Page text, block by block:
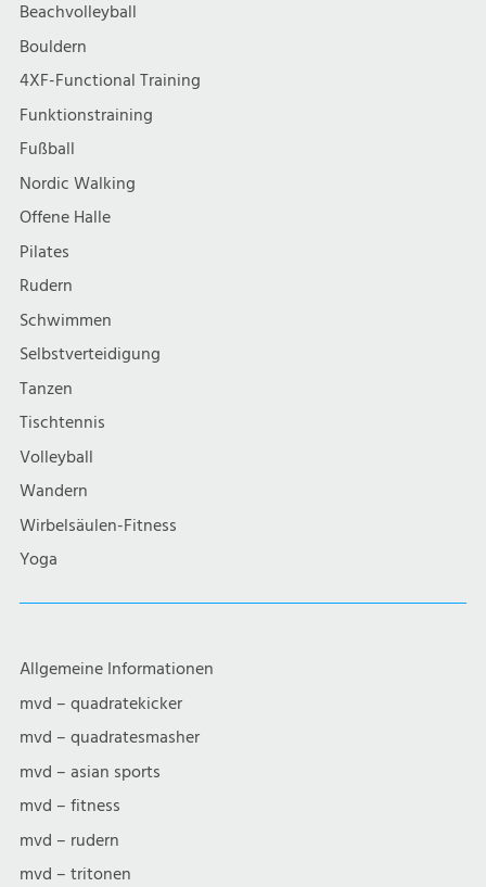
Beachvolleyball
Bouldern
4XF-Functional Training
Funktionstraining
Fußball
Nordic Walking
Offene Halle
Pilates
Rudern
Schwimmen
Selbstverteidigung
Tanzen
Tischtennis
Volleyball
Wandern
Wirbelsäulen-Fitness
Yoga
Allgemeine Informationen
mvd – quadratekicker
mvd – quadratesmasher
mvd – asian sports
mvd – fitness
mvd – rudern
mvd – tritonen